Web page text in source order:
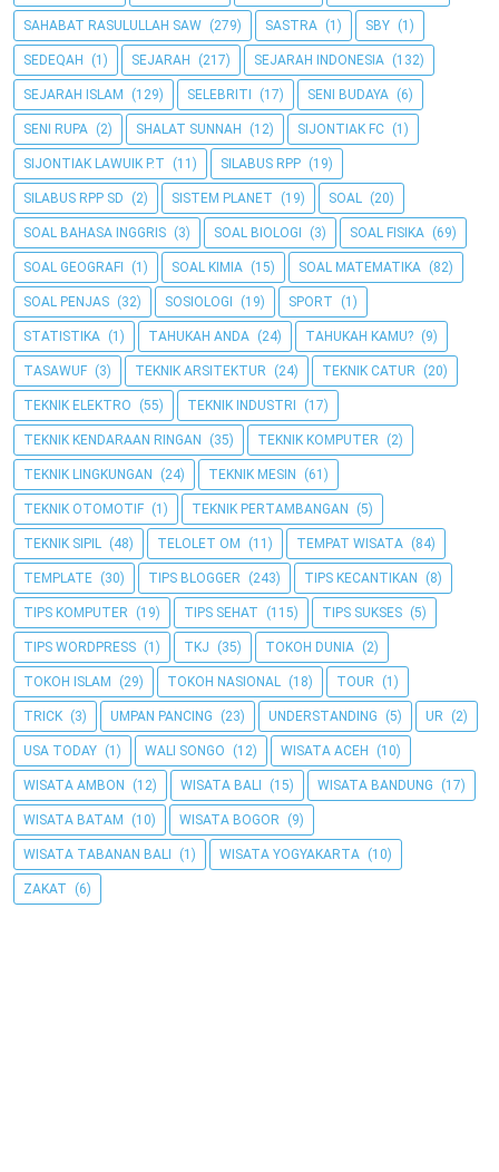
SAHABAT RASULULLAH SAW (279) SASTRA (1) SBY (1)
SEDEQAH (1) SEJARAH (217) SEJARAH INDONESIA (132)
SEJARAH ISLAM (129) SELEBRITI (17) SENI BUDAYA (6)
SENI RUPA (2) SHALAT SUNNAH (12) SIJONTIAK FC (1)
SIJONTIAK LAWUIK P.T (11) SILABUS RPP (19)
SILABUS RPP SD (2) SISTEM PLANET (19) SOAL (20)
SOAL BAHASA INGGRIS (3) SOAL BIOLOGI (3) SOAL FISIKA (69)
SOAL GEOGRAFI (1) SOAL KIMIA (15) SOAL MATEMATIKA (82)
SOAL PENJAS (32) SOSIOLOGI (19) SPORT (1)
STATISTIKA (1) TAHUKAH ANDA (24) TAHUKAH KAMU? (9)
TASAWUF (3) TEKNIK ARSITEKTUR (24) TEKNIK CATUR (20)
TEKNIK ELEKTRO (55) TEKNIK INDUSTRI (17)
TEKNIK KENDARAAN RINGAN (35) TEKNIK KOMPUTER (2)
TEKNIK LINGKUNGAN (24) TEKNIK MESIN (61)
TEKNIK OTOMOTIF (1) TEKNIK PERTAMBANGAN (5)
TEKNIK SIPIL (48) TELOLET OM (11) TEMPAT WISATA (84)
TEMPLATE (30) TIPS BLOGGER (243) TIPS KECANTIKAN (8)
TIPS KOMPUTER (19) TIPS SEHAT (115) TIPS SUKSES (5)
TIPS WORDPRESS (1) TKJ (35) TOKOH DUNIA (2)
TOKOH ISLAM (29) TOKOH NASIONAL (18) TOUR (1)
TRICK (3) UMPAN PANCING (23) UNDERSTANDING (5) UR (2)
USA TODAY (1) WALI SONGO (12) WISATA ACEH (10)
WISATA AMBON (12) WISATA BALI (15) WISATA BANDUNG (17)
WISATA BATAM (10) WISATA BOGOR (9)
WISATA TABANAN BALI (1) WISATA YOGYAKARTA (10)
ZAKAT (6)